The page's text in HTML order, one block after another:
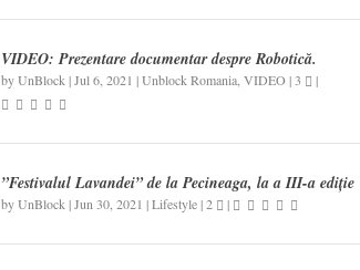
VIDEO: Prezentare documentar despre Robotică.
byUnBlock |Jul 6, 2021 |Unblock Romania ,VIDEO |3 |
”Festivalul Lavandei” de la Pecineaga, la a III-a ediție
byUnBlock |Jun 30, 2021 |Lifestyle|2 |